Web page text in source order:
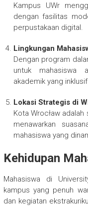
Kampus UWr
dengan fasilitas
perpustakaan digital.
Lingkungan
Dengan program
untuk mahasiswa
akademik yang
Lokasi Strategis di
Kota Wrocław
menawarkan
mahasiswa yang
Kehidupan
Mahasiswa di
kampus yang penuh
dan kegiatan